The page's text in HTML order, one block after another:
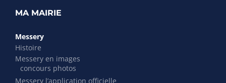
MA MAIRIE
Messery
Histoire
Messery en images
concours photos
Messery l’application officielle